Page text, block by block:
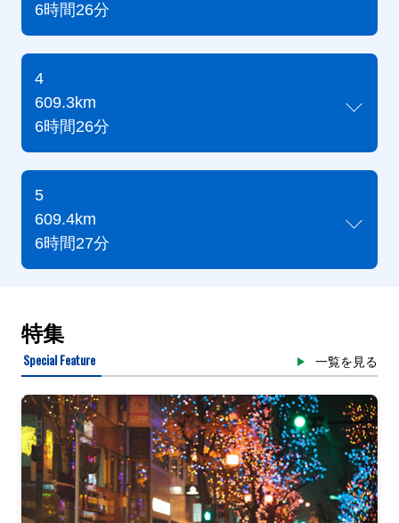
6時間26分
4
609.3km
6時間26分
5
609.4km
6時間27分
特集
Special Feature 一覧を見る